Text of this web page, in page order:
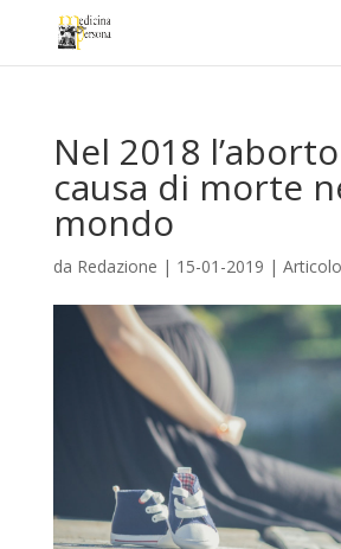
Nel 2018
causa di morte
mondo
da Redazione | 15-01-2019 | Articolo